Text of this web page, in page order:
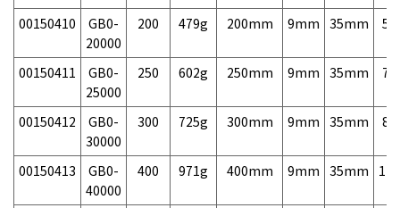
00150410
GB0-
20000
200 479g 200mm 9mm 35mm
00150411
GB0-
25000
250 602g 250mm 9mm 35mm
00150412
GB0-
30000
300 725g 300mm 9mm 35mm
00150413
GB0-
40000
400 971g 400mm 9mm 35mm